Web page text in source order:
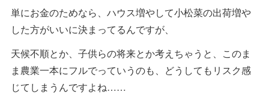
単にお金のためなら、ハウス増やして小松菜の出荷増や
した方がいいに決まってるんですが、
天候不順とか、子供らの将来とか考えちゃうと、このま
ま農業一本にフルでっていうのも、どうしてもリスク感
じてしまうんですよね……